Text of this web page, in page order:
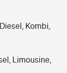
Kombi,
Limousine,